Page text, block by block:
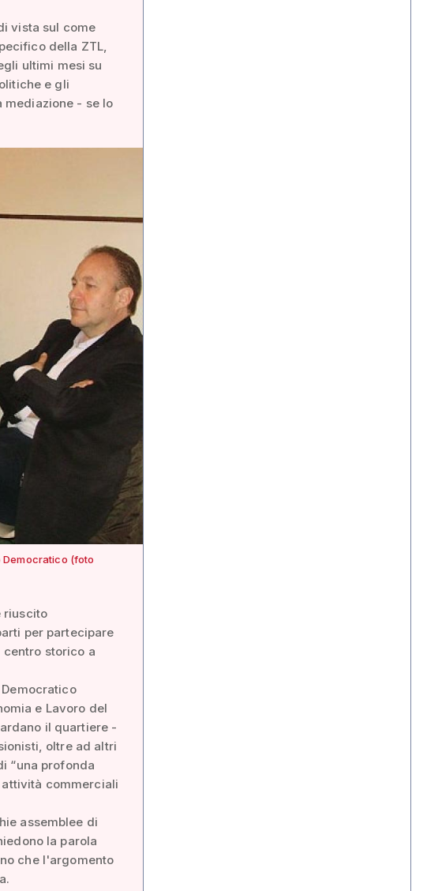
vista sul come
della ZTL,
ultimi mesi su
e gli
mediazione - se lo
Democratico (foto
riuscito
per partecipare
centro storico a
e Lavoro del
il quartiere -
oltre ad altri
“una profonda
commerciali
assemblee di
la parola
che l'argomento